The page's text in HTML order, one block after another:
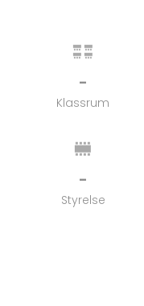
-
Klassrum
-
Styrelse